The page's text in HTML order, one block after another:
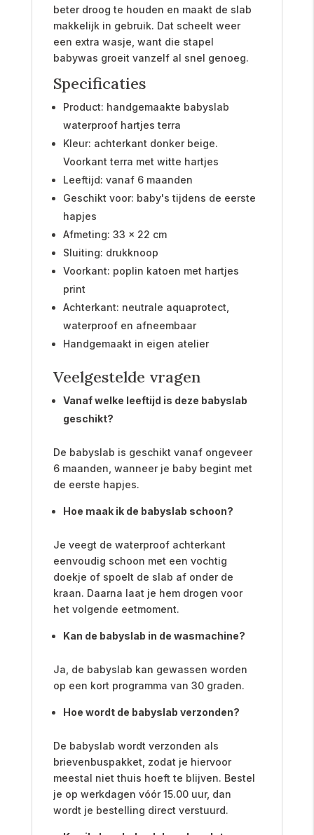
beter droog te houden en maakt de slab
makkelijk in gebruik. Dat scheelt weer
een extra wasje, want die stapel
babywas groeit vanzelf al snel genoeg.
Specificaties
Product: handgemaakte babyslab
waterproof hartjes terra
Kleur: achterkant donker beige.
Voorkant terra met witte hartjes
Leeftijd: vanaf 6 maanden
Geschikt voor: baby's tijdens de eerste
hapjes
Afmeting: 33 x 22 cm
Sluiting: drukknoop
Voorkant: poplin katoen met hartjes
print
Achterkant: neutrale aquaprotect,
waterproof en afneembaar
Handgemaakt in eigen atelier
Veelgestelde vragen
Vanaf welke leeftijd is deze babyslab
geschikt?
De babyslab is geschikt vanaf ongeveer
6 maanden, wanneer je baby begint met
de eerste hapjes.
Hoe maak ik de babyslab schoon?
Je veegt de waterproof achterkant
eenvoudig schoon met een vochtig
doekje of spoelt de slab af onder de
kraan. Daarna laat je hem drogen voor
het volgende eetmoment.
Kan de babyslab in de wasmachine?
Ja, de babyslab kan gewassen worden
op een kort programma van 30 graden.
Hoe wordt de babyslab verzonden?
De babyslab wordt verzonden als
brievenbuspakket, zodat je hiervoor
meestal niet thuis hoeft te blijven. Bestel
je op werkdagen vóór 15.00 uur, dan
wordt je bestelling direct verstuurd.